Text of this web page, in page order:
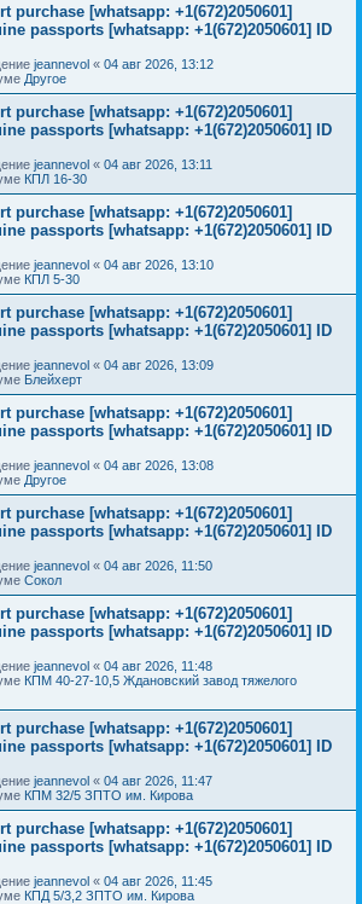
purchase [whatsapp: +1(672)2050601]
passports [whatsapp: +1(672)2050601] ID
jeannevol « 04 авг 2026, 13:12
Другое
purchase [whatsapp: +1(672)2050601]
passports [whatsapp: +1(672)2050601] ID
jeannevol « 04 авг 2026, 13:11
КПЛ 16-30
purchase [whatsapp: +1(672)2050601]
passports [whatsapp: +1(672)2050601] ID
jeannevol « 04 авг 2026, 13:10
КПЛ 5-30
purchase [whatsapp: +1(672)2050601]
passports [whatsapp: +1(672)2050601] ID
jeannevol « 04 авг 2026, 13:09
Блейхерт
purchase [whatsapp: +1(672)2050601]
passports [whatsapp: +1(672)2050601] ID
jeannevol « 04 авг 2026, 13:08
Другое
purchase [whatsapp: +1(672)2050601]
passports [whatsapp: +1(672)2050601] ID
jeannevol « 04 авг 2026, 11:50
Сокол
purchase [whatsapp: +1(672)2050601]
passports [whatsapp: +1(672)2050601] ID
jeannevol « 04 авг 2026, 11:48
КПМ 40-27-10,5 Ждановский завод тяжелого
purchase [whatsapp: +1(672)2050601]
passports [whatsapp: +1(672)2050601] ID
jeannevol « 04 авг 2026, 11:47
КПМ 32/5 ЗПТО им. Кирова
purchase [whatsapp: +1(672)2050601]
passports [whatsapp: +1(672)2050601] ID
jeannevol « 04 авг 2026, 11:45
КПД 5/3,2 ЗПТО им. Кирова